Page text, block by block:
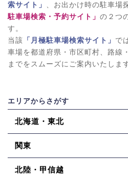
索サイト」 、お出かけ時の駐車場
駐車場検索・予約サイト」 の２つ
す。
当該 「月極駐車場検索サイト」 で
車場を都道府県・市区町村、路線
までをスムーズにご案内いたしま
エリアからさがす
北海道・東北
関東
北陸・甲信越